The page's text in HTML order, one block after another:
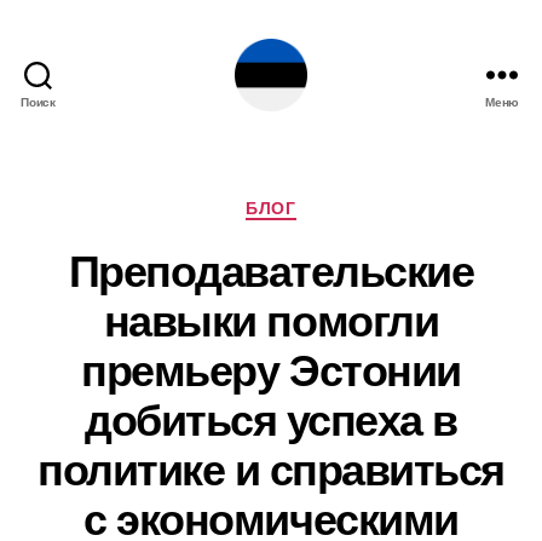
Поиск Меню
Рубрики
БЛОГ
Преподавательские
навыки помогли
премьеру Эстонии
добиться успеха в
политике и справиться
с экономическими